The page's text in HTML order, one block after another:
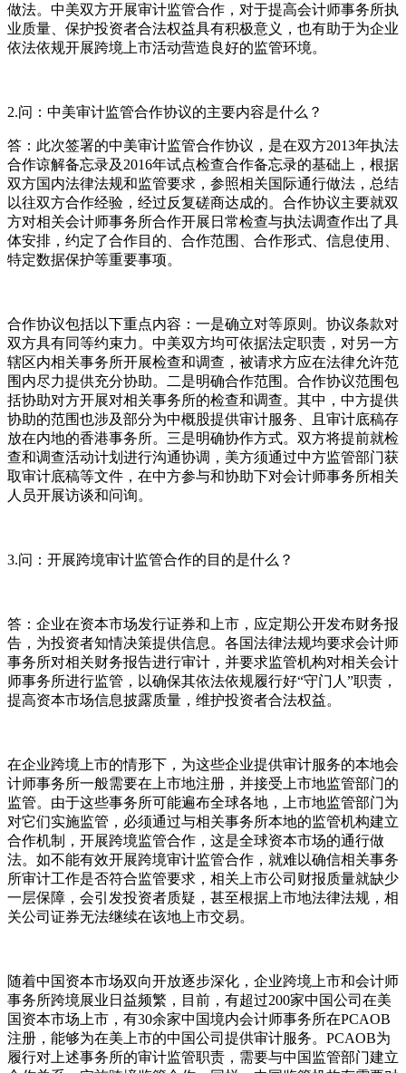
做法。中美双方开展审计监管合作，对于提高会计师事务所执
业质量、保护投资者合法权益具有积极意义，也有助于为企业
依法依规开展跨境上市活动营造良好的监管环境。
2.问：中美审计监管合作协议的主要内容是什么？
答：此次签署的中美审计监管合作协议，是在双方2013年执法
合作谅解备忘录及2016年试点检查合作备忘录的基础上，根据
双方国内法律法规和监管要求，参照相关国际通行做法，总结
以往双方合作经验，经过反复磋商达成的。合作协议主要就双
方对相关会计师事务所合作开展日常检查与执法调查作出了具
体安排，约定了合作目的、合作范围、合作形式、信息使用、
特定数据保护等重要事项。
合作协议包括以下重点内容：一是确立对等原则。协议条款对
双方具有同等约束力。中美双方均可依据法定职责，对另一方
辖区内相关事务所开展检查和调查，被请求方应在法律允许范
围内尽力提供充分协助。二是明确合作范围。合作协议范围包
括协助对方开展对相关事务所的检查和调查。其中，中方提供
协助的范围也涉及部分为中概股提供审计服务、且审计底稿存
放在内地的香港事务所。三是明确协作方式。双方将提前就检
查和调查活动计划进行沟通协调，美方须通过中方监管部门获
取审计底稿等文件，在中方参与和协助下对会计师事务所相关
人员开展访谈和问询。
3.问：开展跨境审计监管合作的目的是什么？
答：企业在资本市场发行证券和上市，应定期公开发布财务报
告，为投资者知情决策提供信息。各国法律法规均要求会计师
事务所对相关财务报告进行审计，并要求监管机构对相关会计
师事务所进行监管，以确保其依法依规履行好“守门人”职责，
提高资本市场信息披露质量，维护投资者合法权益。
在企业跨境上市的情形下，为这些企业提供审计服务的本地会
计师事务所一般需要在上市地注册，并接受上市地监管部门的
监管。由于这些事务所可能遍布全球各地，上市地监管部门为
对它们实施监管，必须通过与相关事务所本地的监管机构建立
合作机制，开展跨境监管合作，这是全球资本市场的通行做
法。如不能有效开展跨境审计监管合作，就难以确信相关事务
所审计工作是否符合监管要求，相关上市公司财报质量就缺少
一层保障，会引发投资者质疑，甚至根据上市地法律法规，相
关公司证券无法继续在该地上市交易。
随着中国资本市场双向开放逐步深化，企业跨境上市和会计师
事务所跨境展业日益频繁，目前，有超过200家中国公司在美
国资本市场上市，有30余家中国境内会计师事务所在PCAOB
注册，能够为在美上市的中国公司提供审计服务。PCAOB为
履行对上述事务所的审计监管职责，需要与中国监管部门建立